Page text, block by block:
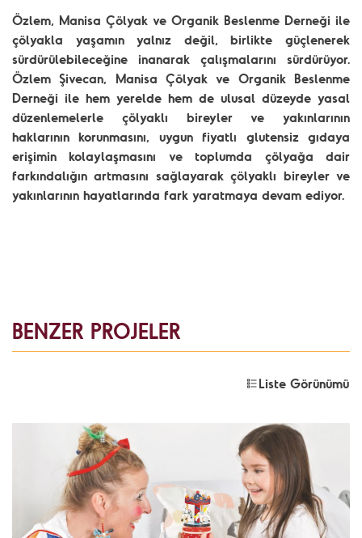
Özlem, Manisa Çölyak ve Organik Beslenme Derneği ile
çölyakla yaşamın yalnız değil, birlikte güçlenerek
sürdürülebileceğine inanarak çalışmalarını sürdürüyor.
Özlem Şivecan, Manisa Çölyak ve Organik Beslenme
Derneği ile hem yerelde hem de ulusal düzeyde yasal
düzenlemelerle çölyaklı bireyler ve yakınlarının
haklarının korunmasını, uygun fiyatlı glutensiz gıdaya
erişimin kolaylaşmasını ve toplumda çölyağa dair
farkındalığın artmasını sağlayarak çölyaklı bireyler ve
yakınlarının hayatlarında fark yaratmaya devam ediyor.
BENZER PROJELER
Liste Görünümü